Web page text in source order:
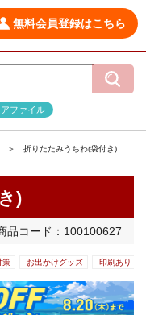
無料会員登録はこちら
ファイル
折りたたみうちわ(袋付き)
)
品コード：100100627
策 お出かけグッズ 印刷あり